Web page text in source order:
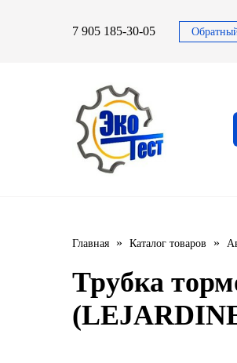
7 905 185-30-05
IDEMITSU
Специальная оценка условий труда
Применяемость тормозных
барабанов и ступиц
Система контроля качества
Главная » Каталог товаров »
Трубка